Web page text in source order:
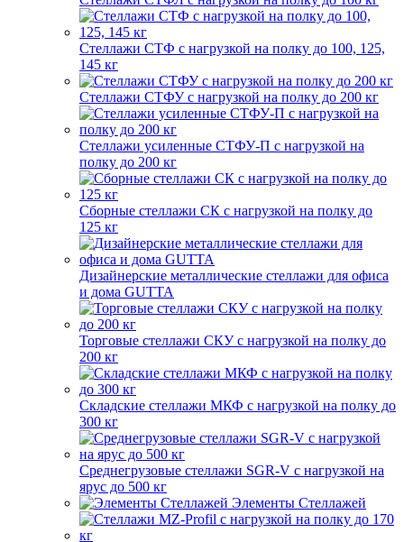
Стеллажи СТФ с нагрузкой на полку до 100, 125,
145 кг
Стеллажи СТФУ с нагрузкой на полку до 200 кг
Стеллажи усиленные СТФУ-П с нагрузкой на
полку до 200 кг
Сборные стеллажи СК с нагрузкой на полку до
125 кг
Дизайнерские металлические стеллажи для офиса
и дома GUTTA
Торговые стеллажи СКУ с нагрузкой на полку до
200 кг
Складские стеллажи МКФ с нагрузкой на полку до
300 кг
Среднегрузовые стеллажи SGR-V с нагрузкой на
ярус до 500 кг
Элементы Стеллажей